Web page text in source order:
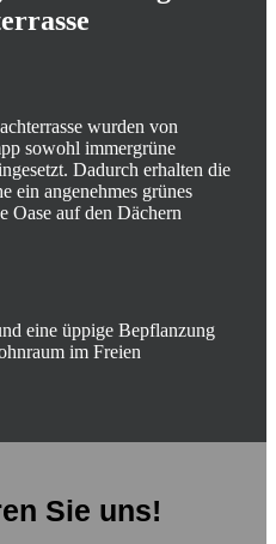
wurden von
sowohl immergrüne
Dadurch erhalten die
ein angenehmes grünes
Oase auf den Dächern
eine üppige Bepflanzung
im Freien
Sie uns!